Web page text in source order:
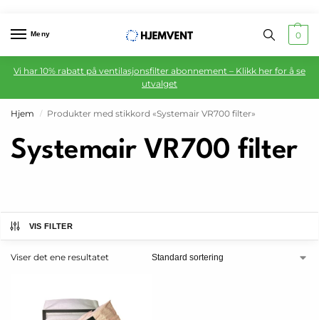
Meny 0
Vi har 10% rabatt på ventilasjonsfilter abonnement – Klikk her for å se
utvalget
Hjem / Produkter med stikkord «Systemair VR700 filter»
Systemair VR700 filter
VIS FILTER
Viser det ene resultatet